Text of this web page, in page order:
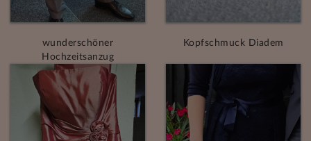
wunderschöner
Hochzeitsanzug
Kopfschmuck Diadem